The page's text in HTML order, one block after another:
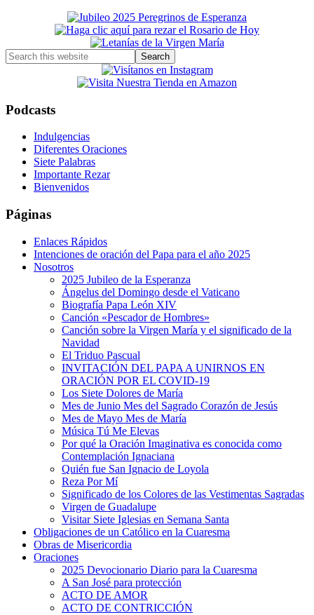
Primary
Sidebar
Search
this
Podcasts
Indulgencias
Diferentes Oraciones
Siete Palabras
Importante Rezar
Bienvenidos
Páginas
Enlaces Rápidos
Intenciones de oración del Papa para el año 2025
Nosotros
2025 Jubileo de la Esperanza
Ángelus del Domingo desde el Vaticano
Biografía Papa León XIV
Canción «Pescador de Hombres»
Canción sobre la Virgen María y el significado de la
Navidad
El Triduo Pascual
INVITACIÓN DEL PAPA A UNIRNOS EN
ORACIÓN POR EL COVID-19
Los Siete Dolores de María
Mes de Junio Mes del Sagrado Corazón de Jesús
Mes de Mayo Mes de María
Música Tú Me Elevas
Por qué la Oración Imaginativa es conocida como
Contemplación Ignaciana
Quién fue San Ignacio de Loyola
Reza Por Mí
Significado de los Colores de las Vestimentas Sagradas
Virgen de Guadalupe
Visitar Siete Iglesias en Semana Santa
Obligaciones de un Católico en la Cuaresma
Obras de Misericordia
Oraciones
2025 Devocionario Diario para la Cuaresma
A San José para protección
ACTO DE AMOR
ACTO DE CONTRICCIÓN